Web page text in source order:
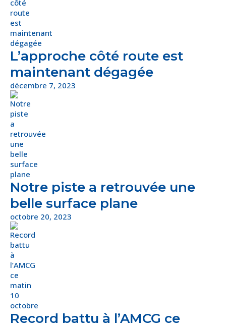
L’approche côté route est
maintenant dégagée
décembre 7, 2023
Notre piste a retrouvée une
belle surface plane
octobre 20, 2023
Record battu à l’AMCG ce